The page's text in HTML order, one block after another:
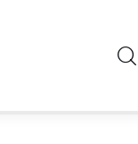
درباره راه‌ نو نیوز